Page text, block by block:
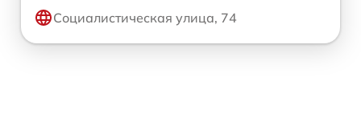
Социалистическая улица, 74